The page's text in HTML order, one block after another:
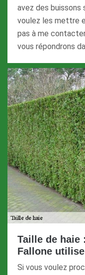
avez des
voulez les mettre
pas à me
vous répondrons
Taille de haie
Fallone
Si vous voulez